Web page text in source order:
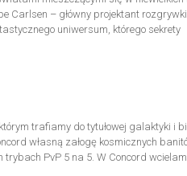
Carlsen – główny projektant
uniwersum, którego sekrety
trafiamy do tytułowej galaktyki i
własną załogę kosmicznych
trybach PvP 5 na 5. W Concord